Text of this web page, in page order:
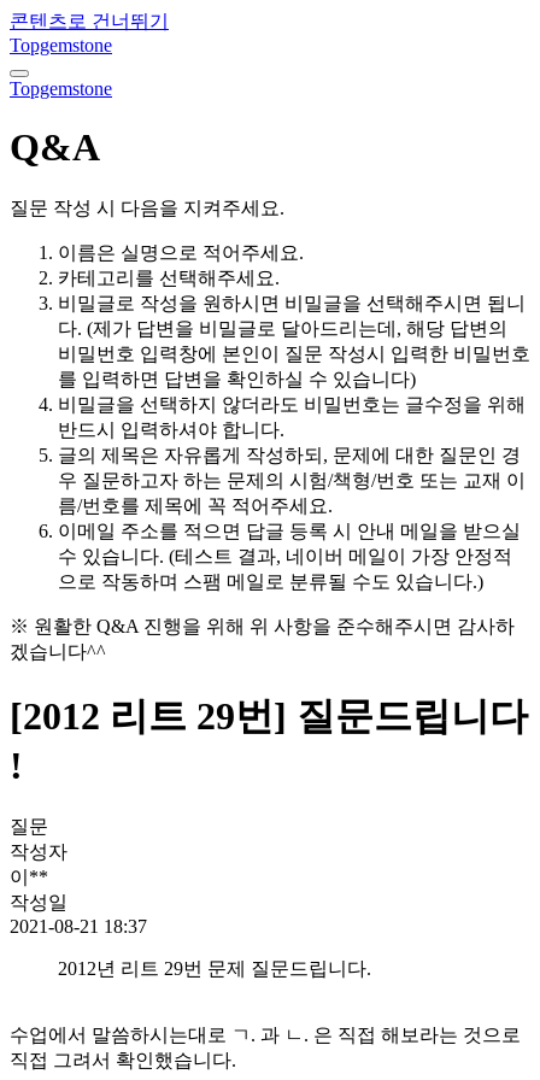
콘텐츠로 건너뛰기
Topgemstone
내
비
이
션
글
Topgemstone
Q&A
질문 작성 시 다음을 지켜주세요.
이름은 실명으로 적어주세요.
카테고리를 선택해주세요.
비밀글로 작성을 원하시면 비밀글을 선택해주시면 됩니
다. (제가 답변을 비밀글로 달아드리는데, 해당 답변의
비밀번호 입력창에 본인이 질문 작성시 입력한 비밀번호
를 입력하면 답변을 확인하실 수 있습니다)
비밀글을 선택하지 않더라도 비밀번호는 글수정을 위해
반드시 입력하셔야 합니다.
글의 제목은 자유롭게 작성하되, 문제에 대한 질문인 경
우 질문하고자 하는 문제의 시험/책형/번호 또는 교재 이
름/번호를 제목에 꼭 적어주세요.
이메일 주소를 적으면 답글 등록 시 안내 메일을 받으실
수 있습니다. (테스트 결과, 네이버 메일이 가장 안정적
으로 작동하며 스팸 메일로 분류될 수도 있습니다.)
※ 원활한 Q&A 진행을 위해 위 사항을 준수해주시면 감사하
겠습니다^^
[2012 리트 29번] 질문드립니다
!
질문
작성자
이**
작성일
2021-08-21 18:37
2012년 리트 29번 문제 질문드립니다.
수업에서 말씀하시는대로 ㄱ. 과 ㄴ. 은 직접 해보라는 것으로
직접 그려서 확인했습니다.